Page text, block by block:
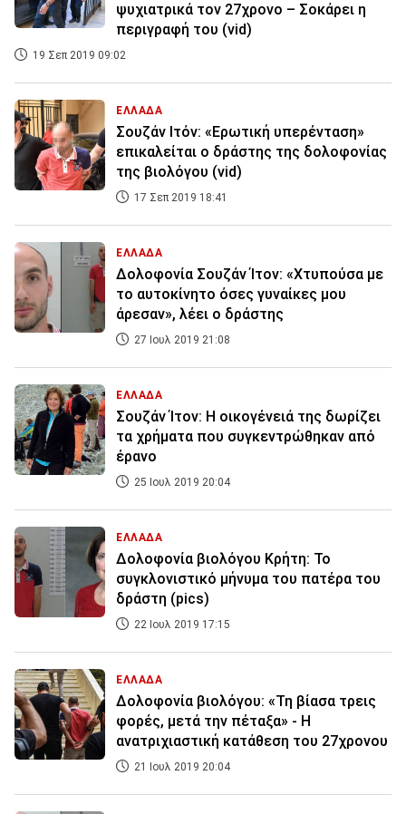
ψυχιατρικά τον 27χρονο – Σοκάρει η
περιγραφή του (vid)
19 Σεπ 2019 09:02
ΕΛΛΑΔΑ
Σουζάν Ιτόν: «Ερωτική υπερένταση»
επικαλείται ο δράστης της δολοφονίας
της βιολόγου (vid)
17 Σεπ 2019 18:41
ΕΛΛΑΔΑ
Δολοφονία Σουζάν Ίτον: «Χτυπούσα με
το αυτοκίνητο όσες γυναίκες μου
άρεσαν», λέει ο δράστης
27 Ιουλ 2019 21:08
ΕΛΛΑΔΑ
Σουζάν Ίτον: Η οικογένειά της δωρίζει
τα χρήματα που συγκεντρώθηκαν από
έρανο
25 Ιουλ 2019 20:04
ΕΛΛΑΔΑ
Δολοφονία βιολόγου Κρήτη: Το
συγκλονιστικό μήνυμα του πατέρα του
δράστη (pics)
22 Ιουλ 2019 17:15
ΕΛΛΑΔΑ
Δολοφονία βιολόγου: «Τη βίασα τρεις
φορές, μετά την πέταξα» - Η
ανατριχιαστική κατάθεση του 27χρονου
21 Ιουλ 2019 20:04